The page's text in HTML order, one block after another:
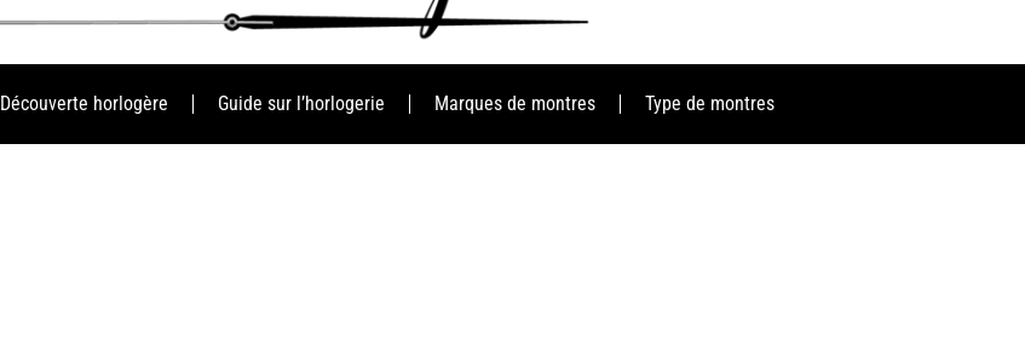
Découverte horlogère Guide sur l’horlogerie Marques de montres Type de montres